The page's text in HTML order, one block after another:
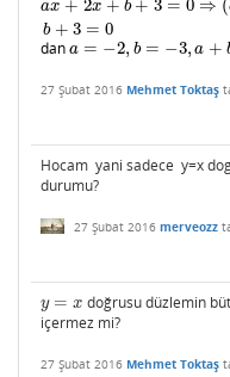
ax + 2x + b + 3 = 0 ⇒ (
b + 3 = 0
ax+ 2x +b+ 3= 0⇒(a+ 2)x +b +3 =
dan a = −2, b = −3, a +
a=−2 ,b=− 3, a+ b=−5
27 Şubat 2016 Mehmet Toktaş
Hocam yani sadece y=x
durumu?
27 Şubat 2016 merveozz
y = x
y=x doğrusu düzlemin
içermez mi?
27 Şubat 2016 Mehmet Toktaş